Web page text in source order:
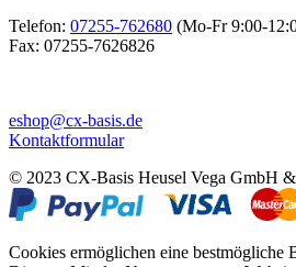
Telefon: 07255-762680 (Mo-Fr 9:00-
Fax: 07255-7626826
eshop@cx-basis.de
Kontaktformular
© 2023 CX-Basis Heusel Vega GmbH
Cookies ermöglichen eine bestmögliche